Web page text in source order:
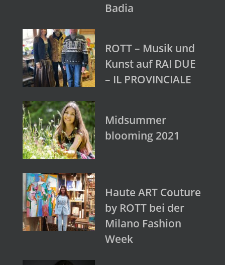
Badia
ROTT – Musik und
Kunst auf RAI DUE
– IL PROVINCIALE
Midsummer
blooming 2021
Haute ART Couture
by ROTT bei der
Milano Fashion
Week